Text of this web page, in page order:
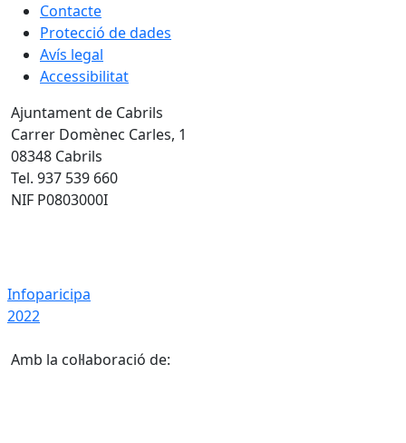
Contacte
Protecció de dades
Avís legal
Accessibilitat
Ajuntament de Cabrils
Carrer Domènec Carles, 1
08348 Cabrils
Tel. 937 539 660
NIF P0803000I
Infoparicipa
2022
Amb la col·laboració de: